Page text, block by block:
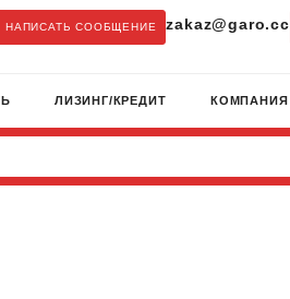
НАПИСАТЬ СООБЩЕНИЕ zakaz@garo.cc
ЛИЗИНГ/КРЕДИТ КОМПАНИЯ